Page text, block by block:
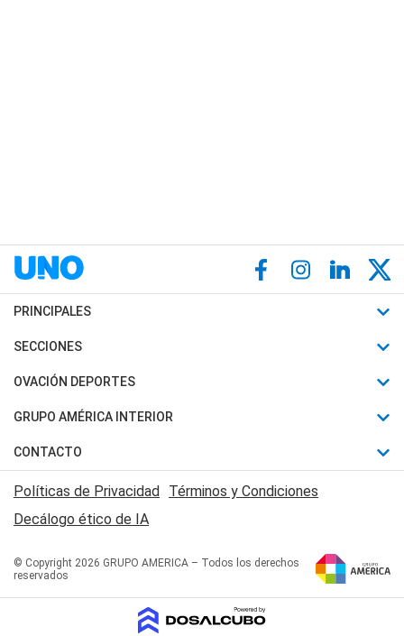
PRINCIPALES
Últimas Noticias
Política
Judiciales
Economia
SECCIONES
Horóscopo
Motores
Trucos caseros
Series y Películas
Edictos y Solicitadas
OVACIÓN DEPORTES
Fútbol
Mundial
Automovilismo
Rugby
Básquet
GRUPO AMÉRICA INTERIOR
Canal 7 en Vivo
San Juan 8
CONTACTO
Acerca de Nosotros
Contactanos
Políticas de Privacidad Términos y Condiciones
Decálogo ético de IA
© Copyright 2026 GRUPO AMERICA – Todos los derechos
reservados